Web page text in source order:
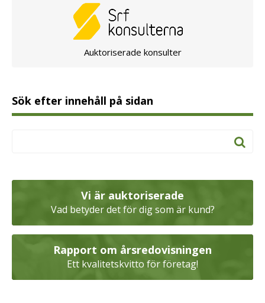
Auktoriserade konsulter
Sök efter innehåll på sidan
Vi är auktoriserade
Vad betyder det för dig som är kund?
Rapport om årsredovisningen
Ett kvalitetskvitto för företag!